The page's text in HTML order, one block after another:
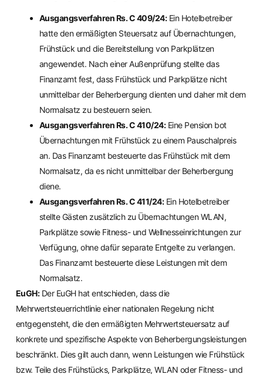
Ausgangsverfahren Rs. C 409/24:Ein Hotelbetreiber
hatte den ermäßigten Steuersatz auf Übernachtungen,
Frühstück und die Bereitstellung von Parkplätzen
angewendet. Nach einer Außenprüfung stellte das
Finanzamt fest, dass Frühstück und Parkplätze nicht
unmittelbar der Beherbergung dienten und daher mit dem
Normalsatz zu besteuern seien.
Ausgangsverfahren Rs. C 410/24:Eine Pension bot
Übernachtungen mit Frühstück zu einem Pauschalpreis
an. Das Finanzamt besteuerte das Frühstück mit dem
Normalsatz, da es nicht unmittelbar der Beherbergung
diene.
Ausgangsverfahren Rs. C 411/24:Ein Hotelbetreiber
stellte Gästen zusätzlich zu Übernachtungen WLAN,
Parkplätze sowie Fitness- und Wellnesseinrichtungen zur
Verfügung, ohne dafür separate Entgelte zu verlangen.
Das Finanzamt besteuerte diese Leistungen mit dem
Normalsatz.
EuGH:Der EuGH hat entschieden, dass die
Mehrwertsteuerrichtlinie einer nationalen Regelung nicht
entgegensteht, die den ermäßigten Mehrwertsteuersatz auf
konkrete und spezifische Aspekte von Beherbergungsleistungen
beschränkt. Dies gilt auch dann, wenn Leistungen wie Frühstück
bzw. Teile des Frühstücks, Parkplätze, WLAN oder Fitness- und